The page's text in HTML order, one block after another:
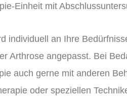
Einheit mit
individuell an Ihre
Arthrose angepasst. Bei
auch gerne mit anderen
oder speziellen